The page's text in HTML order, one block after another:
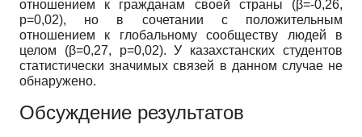
отношением к гражданам своей страны (β=-0,26,
p=0,02), но в сочетании с положительным
отношением к глобальному сообществу людей в
целом (β=0,27, p=0,02). У казахстанских студентов
статистически значимых связей в данном случае не
обнаружено.
Обсуждение результатов